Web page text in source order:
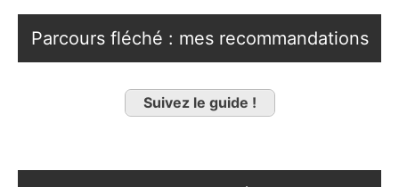
Parcours fléché : mes recommandations
Suivez le guide !